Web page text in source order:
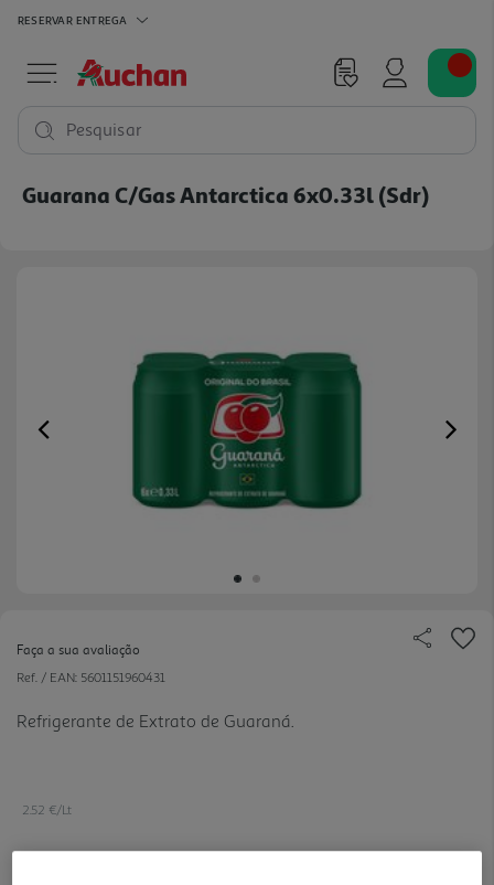
RESERVAR ENTREGA
Pesquisar
Guarana C/gas Antarctica 6x0.33l (sdr)
Previous
Faça a sua avaliação
Ref. / EAN: 5601151960431
Refrigerante de Extrato de Guaraná.
2.52 €/Lt